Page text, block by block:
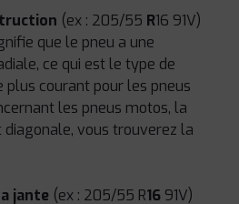
(ex : 205/55 R16 91V)
que le pneu a une
ce qui est le type de
plus courant pour les pneus
les pneus motos, la
diagonale, vous trouverez la
jante (ex : 205/55 R16 91V)